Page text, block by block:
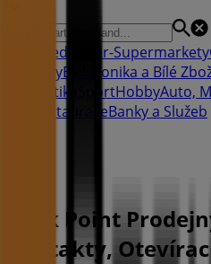
Featured Hyper-Supermarkety
DoplňkyElektronika a Bílé
Kosmetika
SportHobbyAuto,
RestauraceBanky a Služeb
Rock Point
Kontakty,